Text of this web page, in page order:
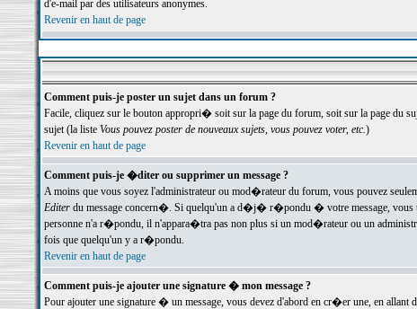
d'e-mail par des utilisateurs anonymes.
Revenir en haut de page
Comment puis-je poster un sujet dans un forum ?
Facile, cliquez sur le bouton appropri� soit sur la page du forum, soit sur la page du
sujet (la liste Vous pouvez poster de nouveaux sujets, vous pouvez voter, etc.)
Revenir en haut de page
Comment puis-je �diter ou supprimer un message ?
A moins que vous soyez l'administrateur ou mod�rateur du forum, vous pouvez
Editerdu message concern�. Si quelqu'un a d�j� r�pondu � votre message, vous
personne n'a r�pondu, il n'appara�tra pas non plus si un mod�rateur ou un
fois que quelqu'un y a r�pondu.
Revenir en haut de page
Comment puis-je ajouter une signature � mon message ?
Pour ajouter une signature � un message, vous devez d'abord en cr�er une, en